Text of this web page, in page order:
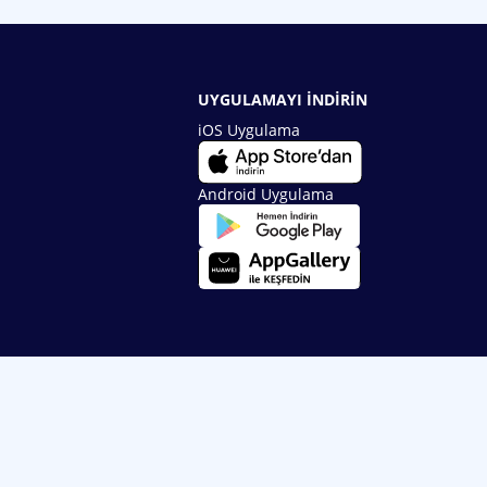
UYGULAMAYI İNDİRİN
iOS Uygulama
Android Uygulama